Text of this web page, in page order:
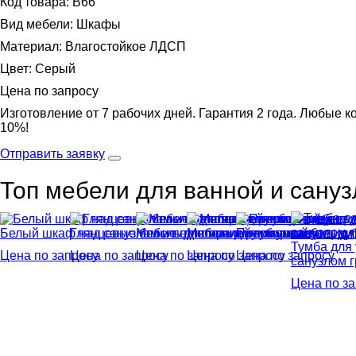
Вид мебели: Шкафы
Материал: Влагостойкое ЛДСП
Цвет: Серый
Цена по запросу
Изготовление от 7 рабочих дней. Гарантия 2 года. Любые
10%!
Отправить заявку
Топ мебели для ванной и
Белый шкаф над санузлом и под стиральную машину
Цена по запросу
Глянцевые белые напольние напольные ящики
Цена по запросу
Мебель для ванной комнаты цвет
Цена по запросу
Мебель для уборной
Цена по запросу
Премиум мебель
Цена по запросу
Тумба для
санузлом
Цена по